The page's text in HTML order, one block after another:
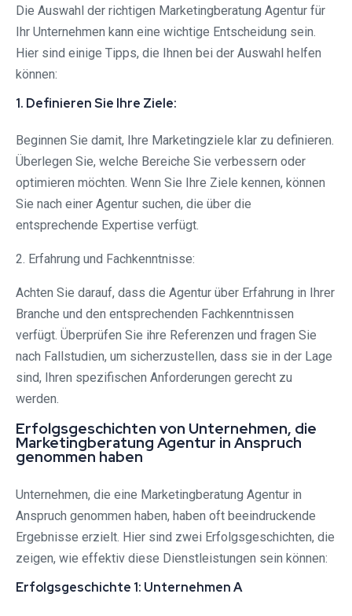
Die Auswahl der richtigen Marketingberatung Agentur für
Ihr Unternehmen kann eine wichtige Entscheidung sein.
Hier sind einige Tipps, die Ihnen bei der Auswahl helfen
können:
1. Definieren Sie Ihre Ziele:
Beginnen Sie damit, Ihre Marketingziele klar zu definieren.
Überlegen Sie, welche Bereiche Sie verbessern oder
optimieren möchten. Wenn Sie Ihre Ziele kennen, können
Sie nach einer Agentur suchen, die über die
entsprechende Expertise verfügt.
2. Erfahrung und Fachkenntnisse:
Achten Sie darauf, dass die Agentur über Erfahrung in Ihrer
Branche und den entsprechenden Fachkenntnissen
verfügt. Überprüfen Sie ihre Referenzen und fragen Sie
nach Fallstudien, um sicherzustellen, dass sie in der Lage
sind, Ihren spezifischen Anforderungen gerecht zu
werden.
Erfolgsgeschichten von Unternehmen, die
Marketingberatung Agentur in Anspruch
genommen haben
Unternehmen, die eine Marketingberatung Agentur in
Anspruch genommen haben, haben oft beeindruckende
Ergebnisse erzielt. Hier sind zwei Erfolgsgeschichten, die
zeigen, wie effektiv diese Dienstleistungen sein können:
Erfolgsgeschichte 1: Unternehmen A